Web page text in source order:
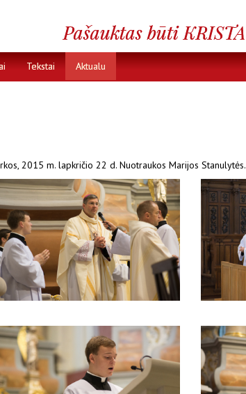
Tekstai Aktualu
2015 m. lapkričio 22 d. Nuotraukos Marijos Stanulytės.